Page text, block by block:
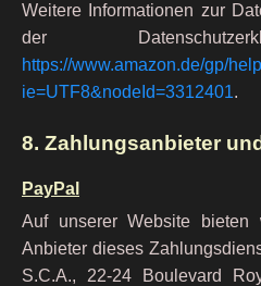
Weitere Informationen zur
der
https://www.amazon.de/gp/
ie=UTF8&nodeId=3312401.
8. Zahlungsanbieter
PayPal
Auf unserer Website
Anbieter dieses
S.C.A., 22-24 Boulevard